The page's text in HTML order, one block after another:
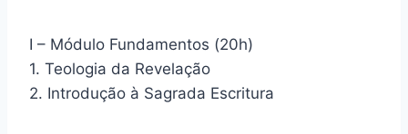
I – Módulo Fundamentos (20h)
1. Teologia da Revelação
2. Introdução à Sagrada Escritura